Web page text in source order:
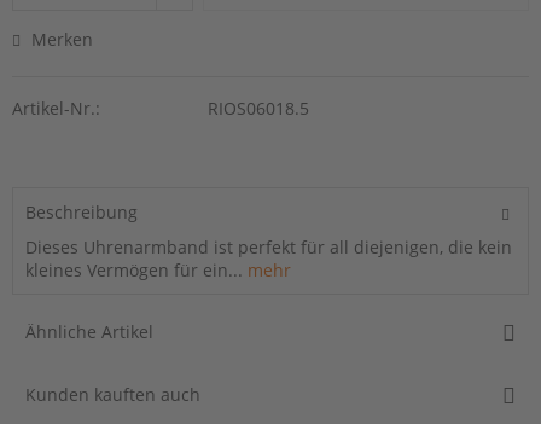
Merken
Artikel-Nr.: RIOS06018.5
Beschreibung
Dieses Uhrenarmband ist perfekt für all diejenigen, die kein
kleines Vermögen für ein... mehr
Ähnliche Artikel
Kunden kauften auch